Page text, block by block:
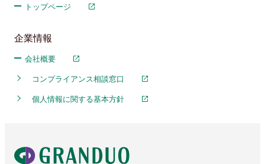
トップページ
企業情報
会社概要
コンプライアンス相談窓口
個人情報に関する基本方針